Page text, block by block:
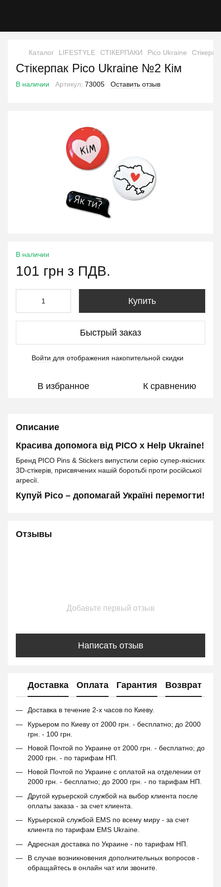
Каталог LIFESTYLE СТІКЕРПАКИ Pico Ukraine
Стікерпак Pico Ukraine №2 Кім
В наличии Артикул: 73005 Оставить отзыв
В наличии
101 грн з ПДВ.
Купить
Быстрый заказ
Войти для отображения накопительной скидки
В избранное К сравнению
Описание
Красива допомога від PICO x Help Ukraine!
Бренд PICO Pins & Stickers випустили серію супер-якісних
3D-стікерів, присвячених нашій боротьбі проти російської
агресії.
Купуй Pico – допомагай Україні перемогти!
Отзывы
Добавьте первый отзыв
Написать отзыв
Доставка Оплата Гарантия Возврат
Доставка в течение 2-х часов по Киеву.
Курьером по Киеву от 2000 грн. - бесплатно; до 2000
грн. - 100 грн.
Новой Почтой по Украине от 2000 грн. - бесплатно; до
2000 грн. - по тарифам НП.
Новой Почтой по Украине с оплатой на отделении от
2000 грн. - бесплатно; до 2000 грн. - по тарифам НП.
Другой курьерской службой на выбор клиента после
оплаты заказа - за счет клиента.
Курьерской службой EMS по всему миру - за счет
клиента по тарифам EMS Ukraine.
Адресная доставка по Украине - по тарифам НП.
В случае возникновения дополнительных вопросов -
обращайтесь в онлайн чат или звоните.